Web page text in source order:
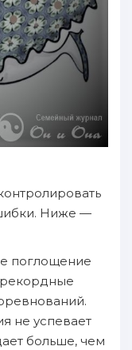
Ниже —
поглощение
не успевает
больше, чем